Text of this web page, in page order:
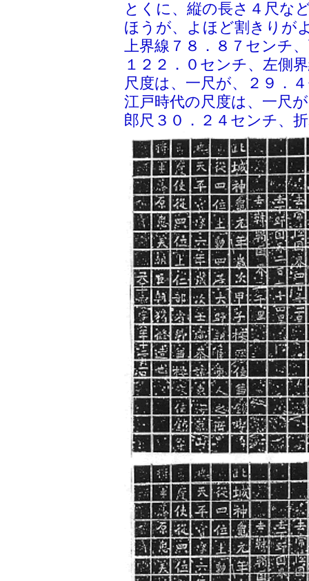
とくに、縦の長さ４尺な
ほうが、よほど割きりが
上界線７８．８７センチ
１２２．０センチ、左側
尺度は、一尺が、２９．
江戸時代の尺度は、一尺
郎尺３０．２４センチ、